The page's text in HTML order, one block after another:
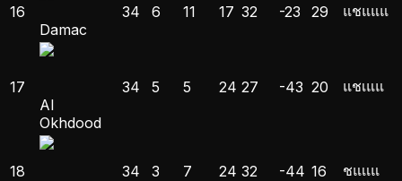
16
Damac
34 6 11 17 32 -23 29 แชแแแ
17
Al
Okhdood
34 5 5 24 27 -43 20 แชเแแ
18
34 3 7 24 32 -44 16 ชแเเแ